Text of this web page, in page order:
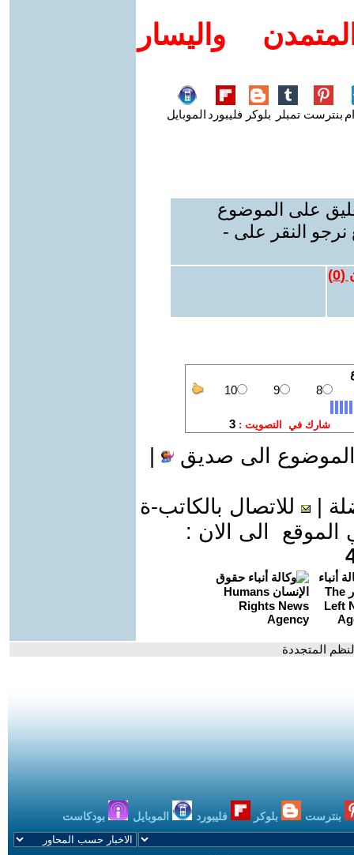
واليسار
بنترست تمبلر بلوكر فليبورد الموبايل
على الموضوع
نرجو النقر على -
(
0
)
الى صديق
للاتصال بالكاتب-ة
الى الان :
المتجددة
بنترست بلوكر فليبورد الموبايل بودكاست